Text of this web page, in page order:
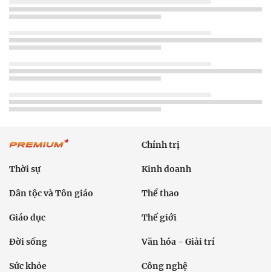
Chính trị
Thời sự Kinh doanh
Dân tộc và Tôn giáo Thể thao
Giáo dục Thế giới
Đời sống Văn hóa - Giải trí
Sức khỏe Công nghệ